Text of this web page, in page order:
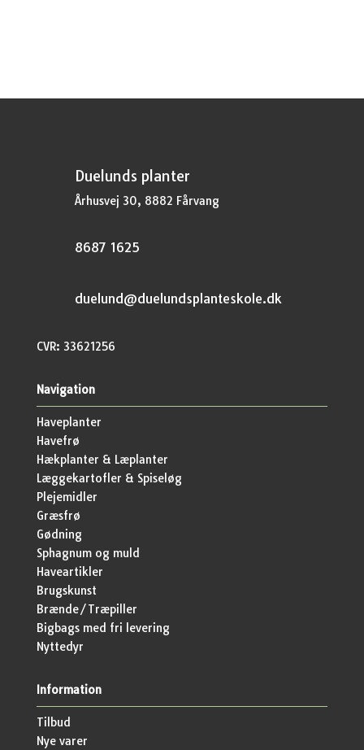
Duelunds planter
Århusvej 30, 8882 Fårvang
8687 1625
duelund@duelundsplanteskole.dk
CVR: 33621256
Navigation
Haveplanter
Havefrø
Hækplanter & Læplanter
Læggekartofler & Spiseløg
Plejemidler
Græsfrø
Gødning
Sphagnum og muld
Haveartikler
Brugskunst
Brænde/Træpiller
Bigbags med fri levering
Nyttedyr
Information
Tilbud
Nye varer